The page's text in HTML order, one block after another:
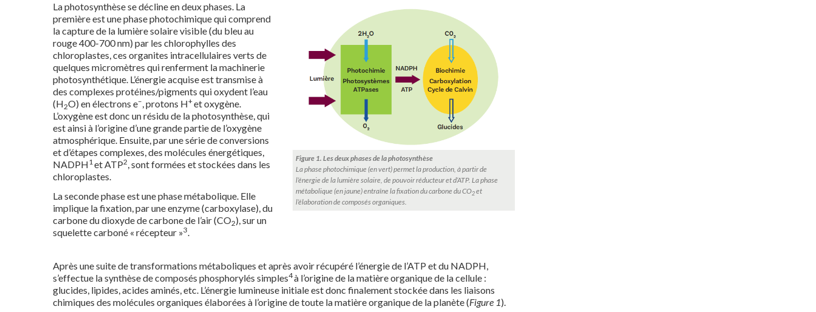
La photosynthèse se décline en deux phases. La
première est une phase photochimique qui comprend
la capture de la lumière solaire visible (du bleu au
rouge 400-700 nm) par les chlorophylles des
chloroplastes, ces organites intracellulaires verts de
quelques micromètres qui renferment la machinerie
photosynthétique. L’énergie acquise est transmise à
des complexes protéines/pigments qui oxydent l’eau
(H2O) en électrons e–, protons H+et oxygène.
L’oxygène est donc un résidu de la photosynthèse, qui
est ainsi à l’origine d’une grande partie de l’oxygène
atmosphérique. Ensuite, par une série de conversions
et d’étapes complexes, des molécules énergétiques,
NADPH1et ATP2, sont formées et stockées dans les
chloroplastes.
La seconde phase est une phase métabolique. Elle
implique la fixation, par une enzyme (carboxylase), du
carbone du dioxyde de carbone de l’air (CO2), sur un
squelette carboné « récepteur »3.
Figure 1. Les deux phases de la photosynthèse
La phase photochimique (en vert) permet la production, à partir de
l’énergie de la lumière solaire, de pouvoir réducteur et d’ATP. La phase
métabolique (en jaune) entraîne la fixation du carbone du CO2et
l’élaboration de composés organiques.
Après une suite de transformations métaboliques et après avoir récupéré l’énergie de l’ATP et du NADPH,
s’effectue la synthèse de composés phosphorylés simples4à l’origine de la matière organique de la cellule :
glucides, lipides, acides aminés, etc. L’énergie lumineuse initiale est donc finalement stockée dans les liaisons
chimiques des molécules organiques élaborées à l’origine de toute la matière organique de la planète (Figure 1).